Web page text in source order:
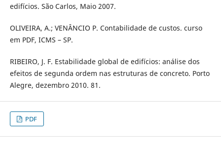
edifícios. São Carlos, Maio 2007.
OLIVEIRA, A.; VENÂNCIO P. Contabilidade de custos. curso
em PDF, ICMS – SP.
RIBEIRO, J. F. Estabilidade global de edifícios: análise dos
efeitos de segunda ordem nas estruturas de concreto. Porto
Alegre, dezembro 2010. 81.
PDF